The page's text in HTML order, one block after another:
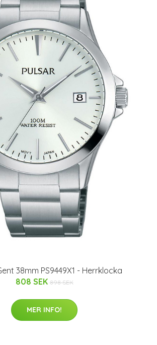
38mm PS9449X1 - Herrklocka
808 SEK 898 SEK
MER INFO!